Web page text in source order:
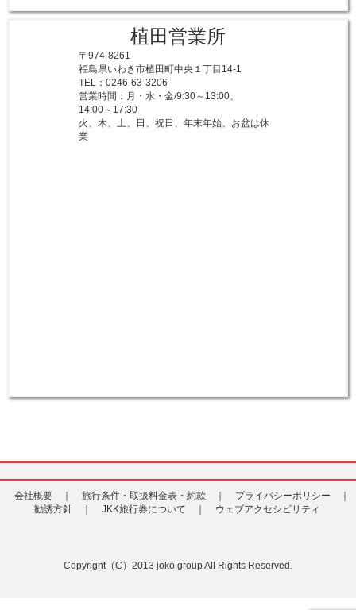
植田営業所
〒974-8261
福島県いわき市植田町中央１丁目14-1
TEL：0246-63-3206
営業時間：月・水・金/9:30～13:00、
14:00～17:30
火、木、土、日、祝日、年末年始、お盆は休
業
会社概要 ｜ 旅行条件・取扱料金表・約款 ｜
プライバシーポリシー ｜
勧誘方針 ｜
JKK旅行券について ｜ ウェブアクセシビリティ
Copyright（C）2013 joko group All Rights Reserved.